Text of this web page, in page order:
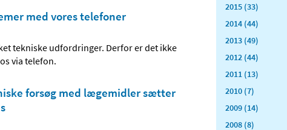
med vores telefoner
tekniske udfordringer. Derfor er det ikke
via telefon.
forsøg med lægemidler sætter
2015 (33)
2014 (44)
2013 (49)
2012 (44)
2011 (13)
2010 (7)
2009 (14)
2008 (8)